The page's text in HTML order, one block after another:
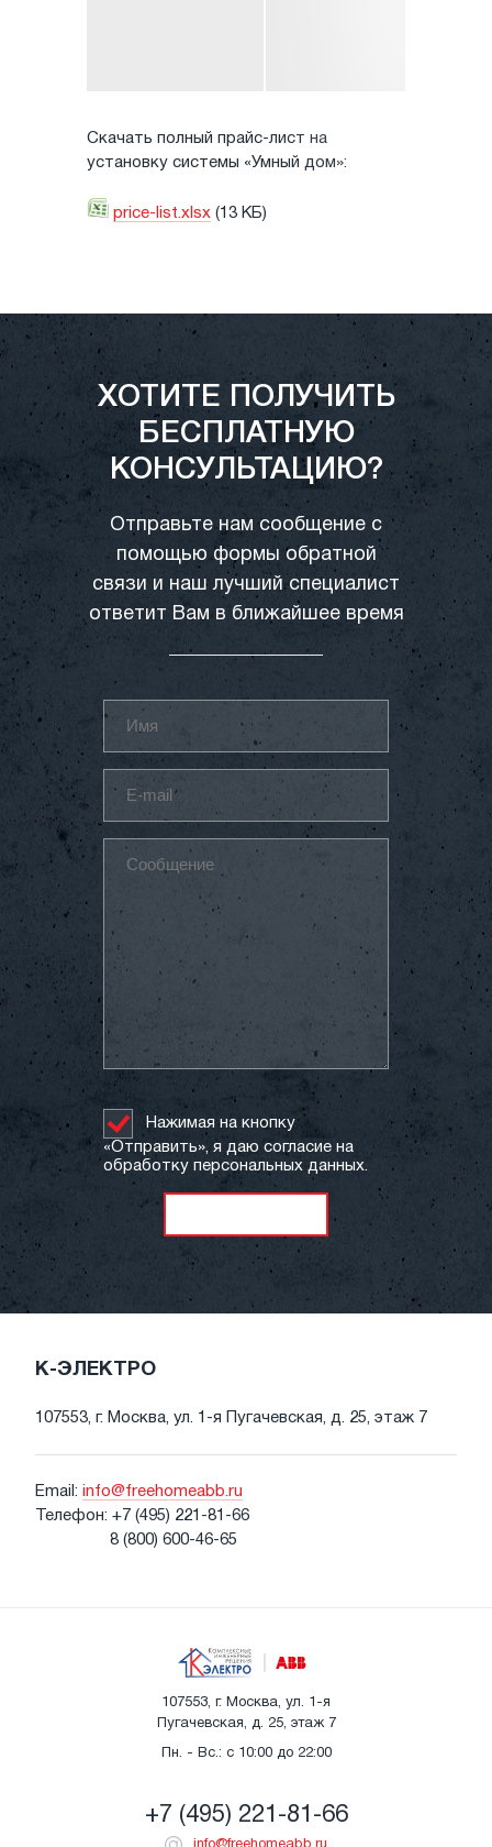
Скачать полный прайс-лист на
установку системы «Умный дом»:
price-list.xlsx (13 КБ)
ХОТИТЕ ПОЛУЧИТЬ
БЕСПЛАТНУЮ
КОНСУЛЬТАЦИЮ?
Отправьте нам сообщение с
помощью формы обратной
связи и наш лучший специалист
ответит Вам в ближайшее время
Нажимая на кнопку
«Отправить», я даю согласие на
обработку персональных данных.
К-ЭЛЕКТРО
107553, г. Москва, ул. 1-я Пугачевская, д. 25, этаж 7
Email: info@freehomeabb.ru
Телефон: +7 (495) 221-81-66
8 (800) 600-46-65
107553, г. Москва, ул. 1-я
Пугачевская, д. 25, этаж 7
Пн. - Вс.: с 10:00 до 22:00
+7 (495) 221-81-66